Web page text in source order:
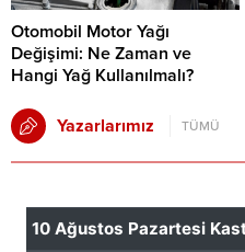
Otomobil Motor Yağı
Değişimi: Ne Zaman ve
Hangi Yağ Kullanılmalı?
Yazarlarımız TÜMÜ